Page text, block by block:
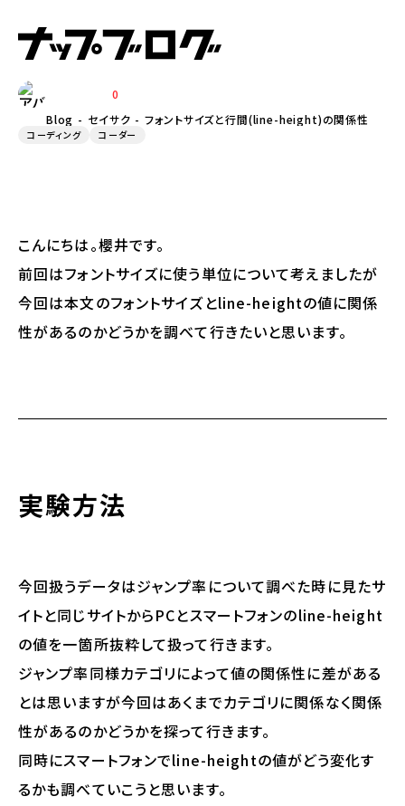
Blog セイサク フォントサイズと行間(line-height)の関係性
の関係性
0
コーディング コーダー
こんにちは。櫻井です。
前回はフォントサイズに使う単位について考えましたが
今回は本文のフォントサイズとline-heightの値に関係
性があるのかどうかを調べて行きたいと思います。
実験方法
今回扱うデータはジャンプ率について調べた時に見たサ
イトと同じサイトからPCとスマートフォンのline-height
の値を一箇所抜粋して扱って行きます。
ジャンプ率同様カテゴリによって値の関係性に差がある
とは思いますが今回はあくまでカテゴリに関係なく関係
性があるのかどうかを探って行きます。
同時にスマートフォンでline-heightの値がどう変化す
るかも調べていこうと思います。